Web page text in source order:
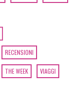
RECENSIONI
THE WEEK VIAGGI